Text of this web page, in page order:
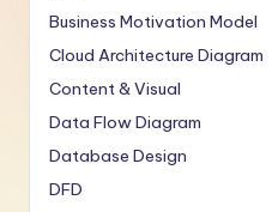
Business Motivation Model
Cloud Architecture Diagram
Content & Visual
Data Flow Diagram
Database Design
DFD